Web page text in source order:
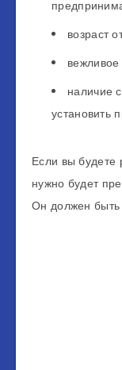
возраст
наличие
установить
Если вы будете
нужно будет
Он должен